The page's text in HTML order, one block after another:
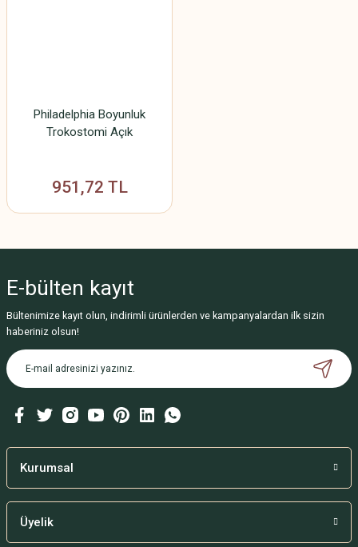
Philadelphia Boyunluk
Trokostomi Açık
951,72 TL
E-bülten kayıt
Bültenimize kayıt olun, indirimli ürünlerden ve kampanyalardan ilk sizin
haberiniz olsun!
Kurumsal
Üyelik